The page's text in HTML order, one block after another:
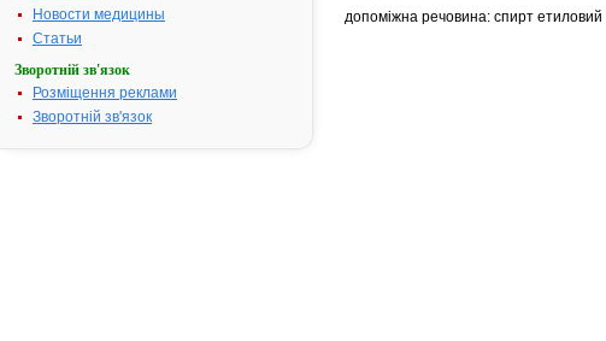
Новости медицины
Статьи
Зворотній зв'язок
Розміщення реклами
Зворотній зв'язок
допоміжна речовина: спирт етиловий